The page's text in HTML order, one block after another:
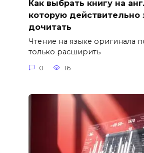
Как выбрать книгу на
которую действительно
дочитать
Чтение на языке оригинала
только расширить
0 16